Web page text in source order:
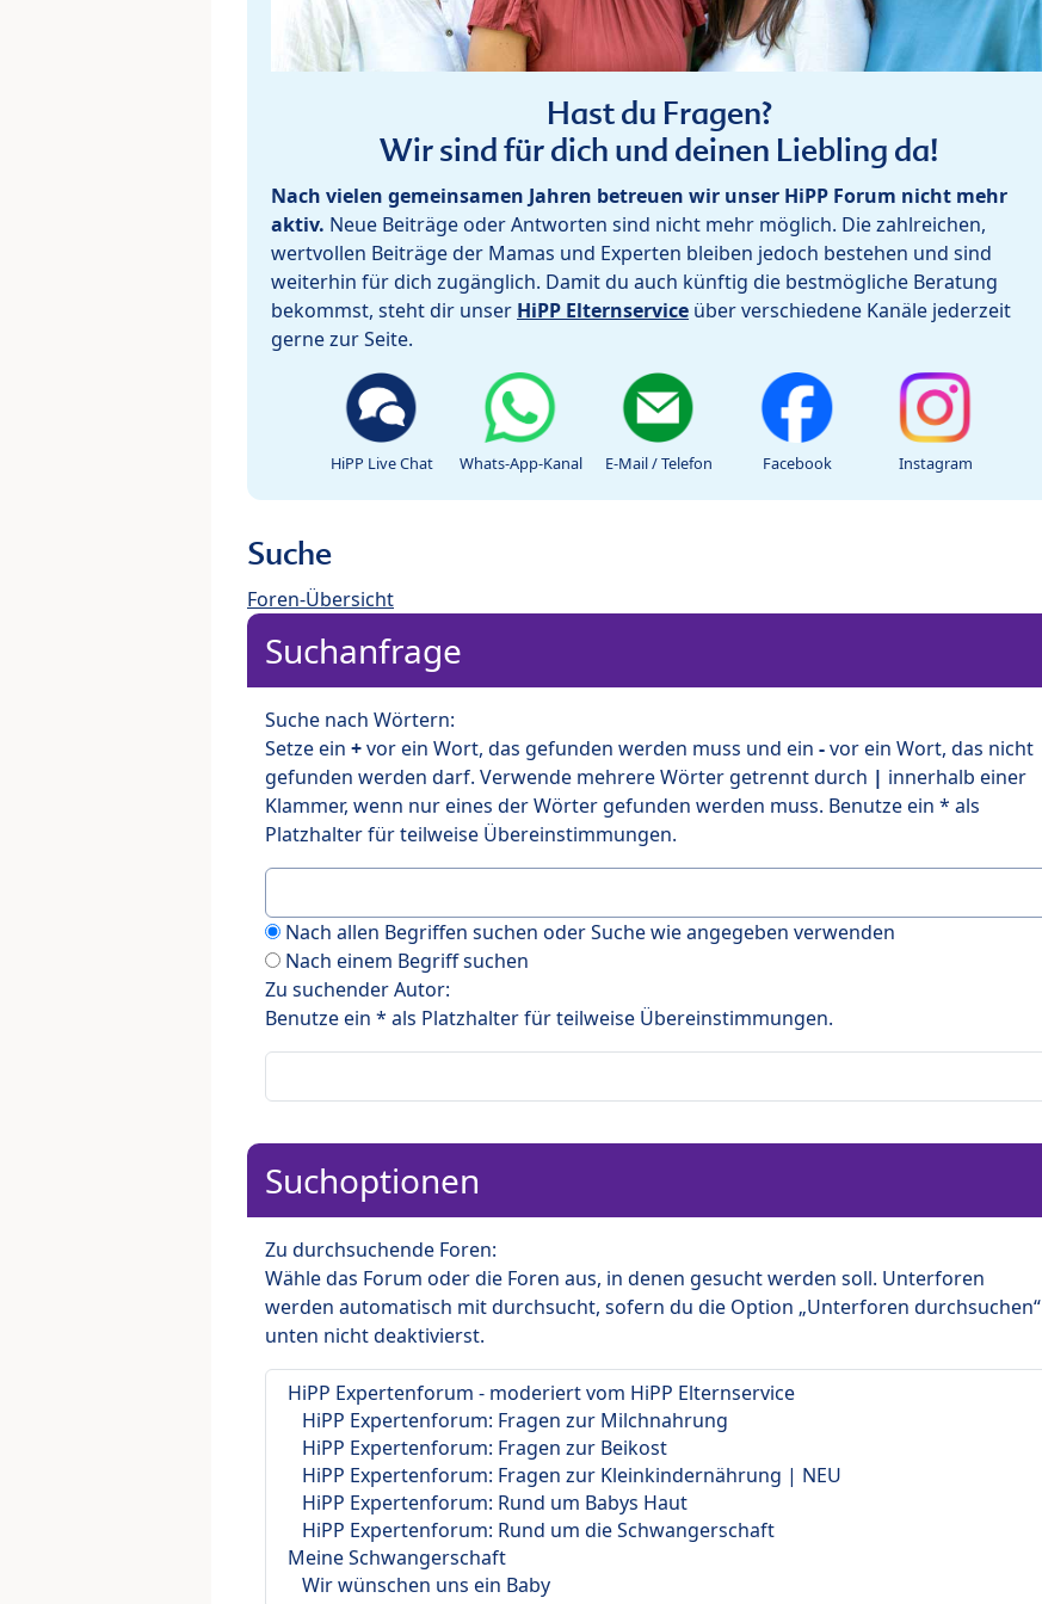
Hast du Fragen?
Wir sind für dich und deinen Liebling da!
Nach vielen gemeinsamen Jahren betreuen wir unser HiPP Forum nicht mehr
aktiv. Neue Beiträge oder Antworten sind nicht mehr möglich. Die zahlreichen,
wertvollen Beiträge der Mamas und Experten bleiben jedoch bestehen und sind
weiterhin für dich zugänglich. Damit du auch künftig die bestmögliche Beratung
bekommst, steht dir unser HiPP Elternservice über verschiedene Kanäle jederzeit
gerne zur Seite.
HiPP Live Chat Whats-App-Kanal E-Mail / Telefon Facebook Instagram
Suche
Foren-Übersicht
Suchanfrage
Suche nach Wörtern:
Setze ein +vor ein Wort, das gefunden werden muss und ein -vor ein Wort, das nicht
gefunden werden darf. Verwende mehrere Wörter getrennt durch | innerhalb einer
Klammer, wenn nur eines der Wörter gefunden werden muss. Benutze ein * als
Platzhalter für teilweise Übereinstimmungen.
Nach allen Begriffen suchen oder Suche wie angegeben verwenden
Nach einem Begriff suchen
Zu suchender Autor:
Benutze ein * als Platzhalter für teilweise Übereinstimmungen.
Suchoptionen
Zu durchsuchende Foren:
Wähle das Forum oder die Foren aus, in denen gesucht werden soll. Unterforen
werden automatisch mit durchsucht, sofern du die Option „Unterforen durchsuchen“
unten nicht deaktivierst.